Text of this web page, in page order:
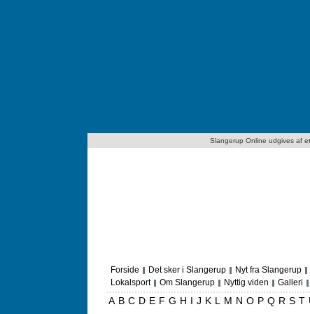
Slangerup Online udgives af
Forside Det sker i Slangerup Nyt fra Slangerup
Lokalsport
Om Slangerup Nyttig viden Galleri
A B C D E F G H I J K L M N O P Q R S T